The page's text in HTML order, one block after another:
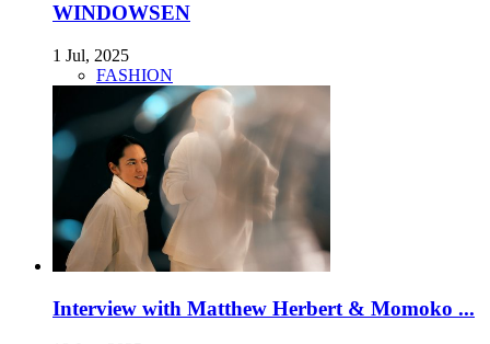
WINDOWSEN
1 Jul, 2025
FASHION
Interview with Matthew Herbert & Momoko ...